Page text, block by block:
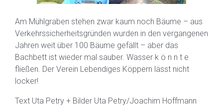
Am Mühlgraben stehen zwar kaum noch Bäume – aus
Verkehrssicherheitsgründen wurden in den vergangenen
Jahren weit über 100 Bäume gefällt – aber das
Bachbett ist wieder mal sauber. Wasser k ö n n t e
fließen. Der Verein Lebendiges Köppern lässt nicht
locker!
Text Uta Petry + Bilder Uta Petry/Joachim Hoffmann